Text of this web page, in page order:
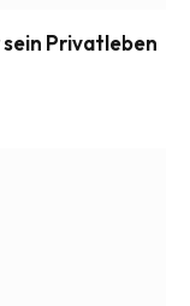
sein Privatleben